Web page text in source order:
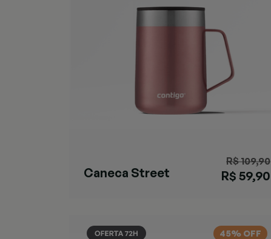
Caneca Street
R$ 109,90
R$ 59,90
45% OFF